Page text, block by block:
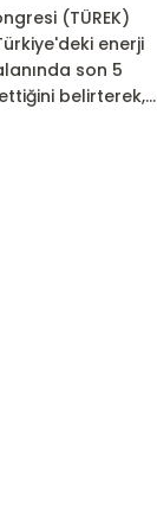
(TÜREK)
enerji
son 5
belirterek,...